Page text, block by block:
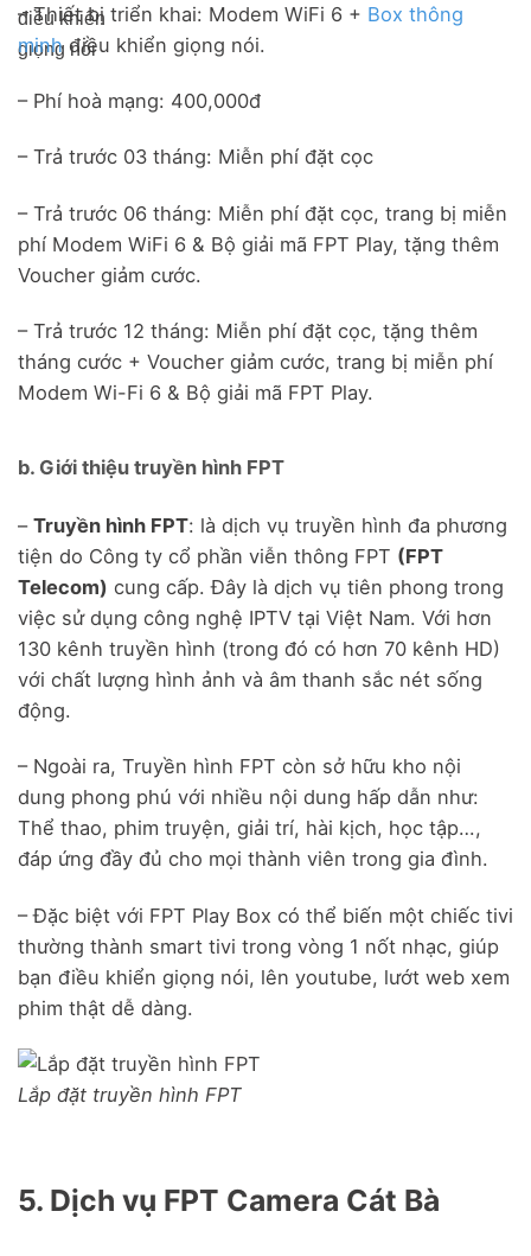
điều khiển
giọng nói
– Thiết bị triển khai: Modem WiFi 6 + Box thông
minhđiều khiển giọng nói.
– Phí hoà mạng: 400,000đ
– Trả trước 03 tháng: Miễn phí đặt cọc
– Trả trước 06 tháng: Miễn phí đặt cọc, trang bị miễn
phí Modem WiFi 6 & Bộ giải mã FPT Play, tặng thêm
Voucher giảm cước.
– Trả trước 12 tháng: Miễn phí đặt cọc, tặng thêm
tháng cước + Voucher giảm cước, trang bị miễn phí
Modem Wi-Fi 6 & Bộ giải mã FPT Play.
b. Giới thiệu truyền hình FPT
– Truyền hình FPT: là dịch vụ truyền hình đa phương
tiện do Công ty cổ phần viễn thông FPT (FPT
Telecom) cung cấp. Đây là dịch vụ tiên phong trong
việc sử dụng công nghệ IPTV tại Việt Nam. Với hơn
130 kênh truyền hình (trong đó có hơn 70 kênh HD)
với chất lượng hình ảnh và âm thanh sắc nét sống
động.
– Ngoài ra, Truyền hình FPT còn sở hữu kho nội
dung phong phú với nhiều nội dung hấp dẫn như:
Thể thao, phim truyện, giải trí, hài kịch, học tập…,
đáp ứng đầy đủ cho mọi thành viên trong gia đình.
– Đặc biệt với FPT Play Box có thể biến một chiếc tivi
thường thành smart tivi trong vòng 1 nốt nhạc, giúp
bạn điều khiển giọng nói, lên youtube, lướt web xem
phim thật dễ dàng.
Lắp đặt truyền hình FPT
5. Dịch vụ FPT Camera Cát Bà